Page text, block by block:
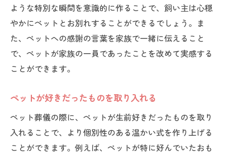
ような特別な瞬間を意識的に作ることで、飼い主は心穏
やかにペットとお別れすることができるでしょう。ま
た、ペットへの感謝の言葉を家族で一緒に伝えること
で、ペットが家族の一員であったことを改めて実感する
ことができます。
ペットが好きだったものを取り入れる
ペット葬儀の際に、ペットが生前好きだったものを取り
入れることで、より個別性のある温かい式を作り上げる
ことができます。例えば、ペットが特に好んでいたおも